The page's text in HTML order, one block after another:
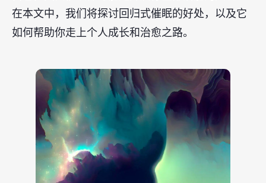
在本文中，我们将探讨回归式催眠的好处，以及它
如何帮助你走上个人成长和治愈之路。